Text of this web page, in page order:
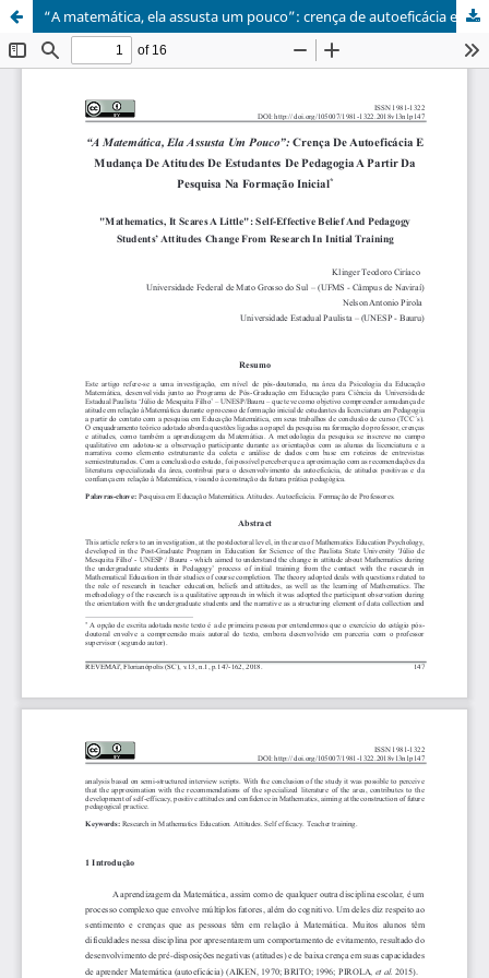
“A matemática, ela assusta um pouco”: crença de autoeficácia e mudança de atitudes de estudantes de Pedagogia a partir da pesquisa na formação inicial